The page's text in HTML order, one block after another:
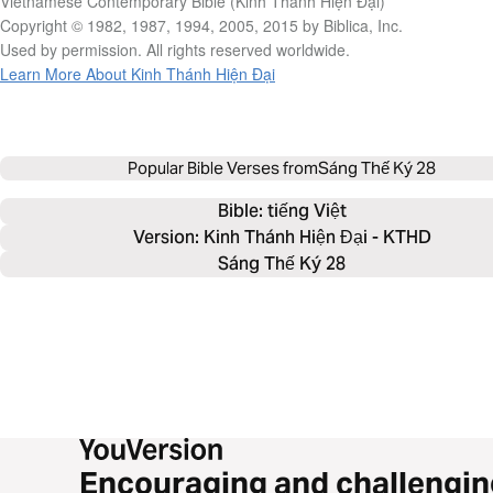
Copyright © 1982, 1987, 1994, 2005, 2015 by Biblica, Inc.
Used by permission. All rights reserved worldwide.
Learn More About Kinh Thánh Hiện Đại
Popular Bible Verses fromSáng Thế Ký 28
Bible: tiếng Việt
Version: Kinh Thánh Hiện Đại - KTHD
Sáng Thế Ký 28
Encouraging and